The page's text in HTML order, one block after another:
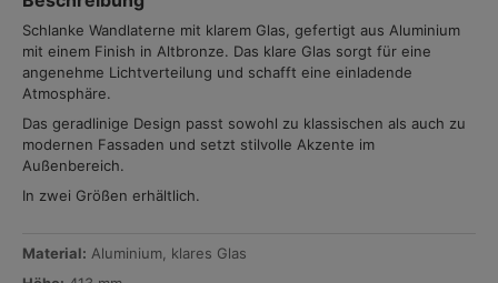
Schlanke Wandlaterne mit klarem Glas, gefertigt aus Aluminium
mit einem Finish in Altbronze. Das klare Glas sorgt für eine
angenehme Lichtverteilung und schafft eine einladende
Atmosphäre.
Das geradlinige Design passt sowohl zu klassischen als auch zu
modernen Fassaden und setzt stilvolle Akzente im
Außenbereich.
In zwei Größen erhältlich.
Material: Aluminium, klares Glas